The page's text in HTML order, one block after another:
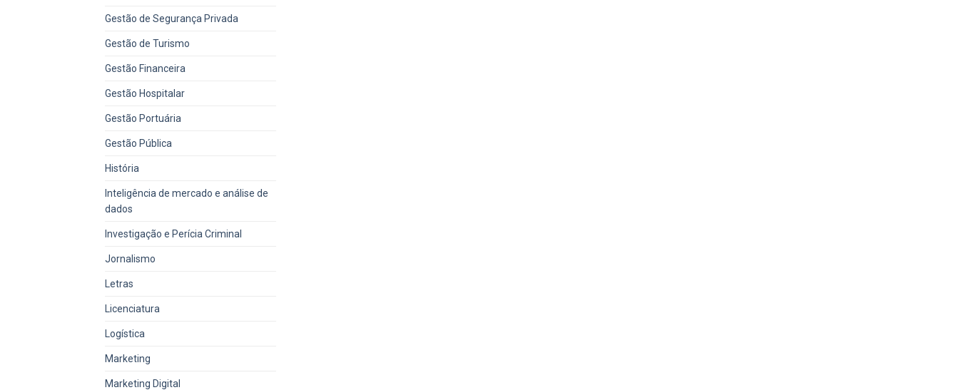
Gestão de Segurança Privada
Gestão de Turismo
Gestão Financeira
Gestão Hospitalar
Gestão Portuária
Gestão Pública
História
Inteligência de mercado e análise de
dados
Investigação e Perícia Criminal
Jornalismo
Letras
Licenciatura
Logística
Marketing
Marketing Digital